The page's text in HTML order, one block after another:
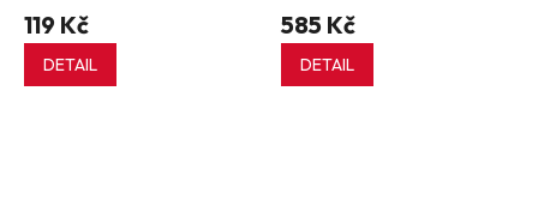
119 Kč
DETAIL
585 Kč
DETAIL